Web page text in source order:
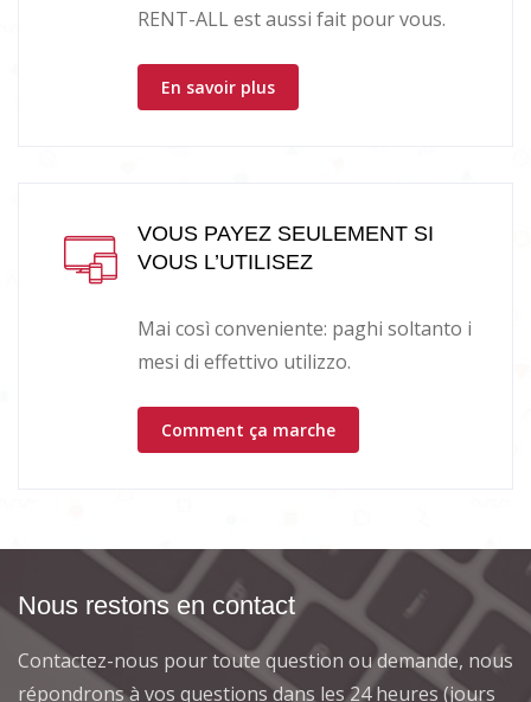
RENT-ALL est aussi fait pour vous.
En savoir plus
VOUS PAYEZ SEULEMENT SI
VOUS L’UTILISEZ
Mai così conveniente: paghi soltanto i
mesi di effettivo utilizzo.
Comment ça marche
Nous restons en contact
Contactez-nous pour toute question ou demande, nous
répondrons à vos questions dans les 24 heures (jours